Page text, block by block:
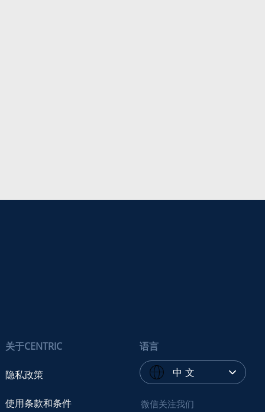
关于CENTRIC
隐私政策
使用条款和条件
语言
中 文
微信关注我们